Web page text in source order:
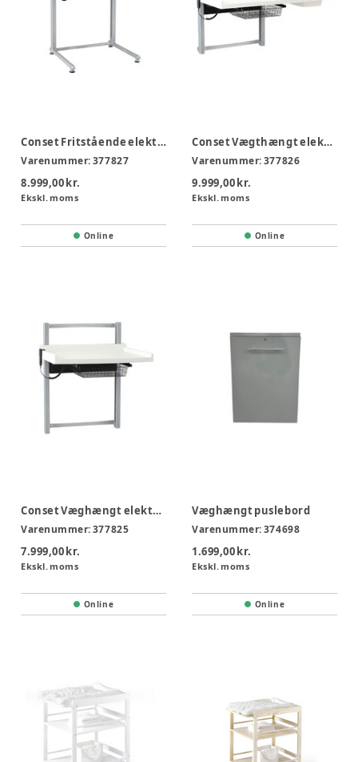
Conset Fritstående elektrisk puslebord u. vask
Varenummer:377827
8.999,00 kr.
Ekskl. moms
Online
Conset Vægthængt elektrisk puslebord m. vask
Varenummer:377826
9.999,00 kr.
Ekskl. moms
Online
Conset Væghængt elektrisk puslebord u. vask
Varenummer:377825
7.999,00 kr.
Ekskl. moms
Online
Væghængt puslebord
Varenummer:374698
1.699,00 kr.
Ekskl. moms
Online